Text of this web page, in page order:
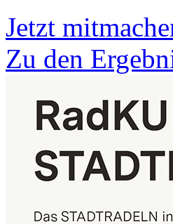
Jetzt
Zu den